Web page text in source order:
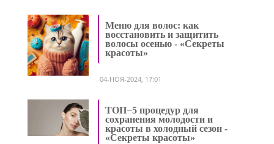
Меню для волос: как
восстановить и защитить
волосы осенью - «Секреты
красоты»
04-НОЯ-2024, 17:01
ТОП−5 процедур для
сохранения молодости и
красоты в холодный сезон -
«Секреты красоты»